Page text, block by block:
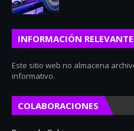
INFORMACIÓN RELEVANTE
Este sitio web no almacena
informativo.
COLABORACIONES